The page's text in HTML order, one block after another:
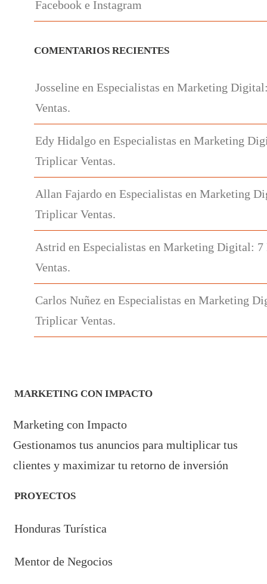
Facebook e Instagram
COMENTARIOS RECIENTES
Josseline enEspecialistas en Marketing
Ventas.
Edy Hidalgo enEspecialistas en Marketing
Triplicar Ventas.
Allan Fajardo enEspecialistas en Marketing
Triplicar Ventas.
Astrid enEspecialistas en Marketing Digital:
Ventas.
Carlos Nuñez enEspecialistas en Marketing
Triplicar Ventas.
MARKETING CON IMPACTO
Marketing con Impacto
Gestionamos tus anuncios para multiplicar tus
clientes y maximizar tu retorno de inversión
PROYECTOS
Honduras Turística
Mentor de Negocios